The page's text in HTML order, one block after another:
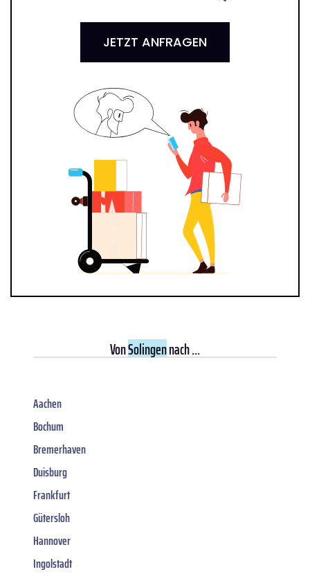
JETZT ANFRAGEN
VonSolingennach ...
Aachen
Bochum
Bremerhaven
Duisburg
Frankfurt
Gütersloh
Hannover
Ingolstadt